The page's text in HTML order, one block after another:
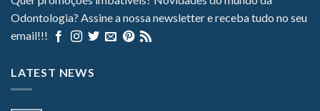
Odontologia? Assine a nossa newsletter e receba tudo no seu
email!!!
LATEST NEWS